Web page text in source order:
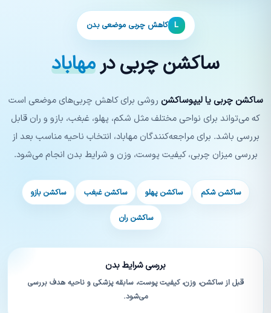
L کاهش چربی موضعی بدن
ساکشن چربی درمهاباد
ساکشن چربی یا لیپوساکشن روشی برای کاهش چربی‌های موضعی است
که می‌تواند برای نواحی مختلف مثل شکم، پهلو، غبغب، بازو و ران قابل
بررسی باشد. برای مراجعه‌کنندگان مهاباد، انتخاب ناحیه مناسب بعد از
بررسی میزان چربی، کیفیت پوست، وزن و شرایط بدن انجام می‌شود.
ساکشن شکم ساکشن پهلو ساکشن غبغب ساکشن بازو
ساکشن ران
بررسی شرایط بدن
قبل از ساکشن، وزن، کیفیت پوست، سابقه پزشکی و ناحیه هدف بررسی
می‌شود.